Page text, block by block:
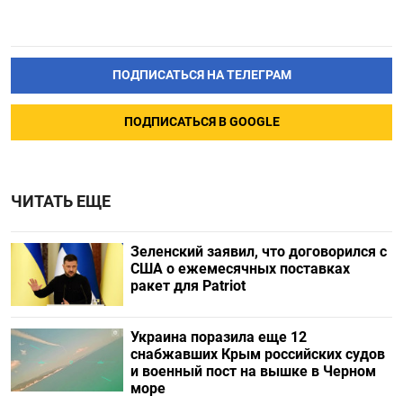
ПОДПИСАТЬСЯ НА ТЕЛЕГРАМ
ПОДПИСАТЬСЯ В GOOGLE
ЧИТАТЬ ЕЩЕ
Зеленский заявил, что договорился с
США о ежемесячных поставках
ракет для Patriot
Украина поразила еще 12
снабжавших Крым российских судов
и военный пост на вышке в Черном
море